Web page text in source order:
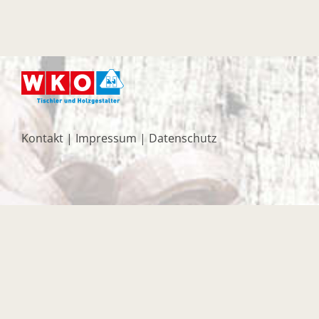
Kontakt | Impressum | Datenschutz